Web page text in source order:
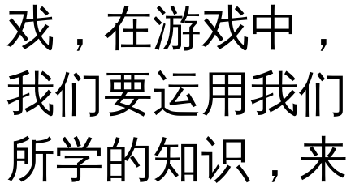
戏，在游戏中，
我们要运用我们
所学的知识，来